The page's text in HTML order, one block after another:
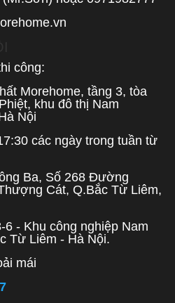
công:
Morehome, tầng 3, tòa
khu đô thị Nam
Nội
các ngày trong tuần từ
Ba, Số 268 Đường
Cát, Q.Bắc Từ Liêm,
- Khu công nghiệp Nam
Từ Liêm - Hà Nội.
mái